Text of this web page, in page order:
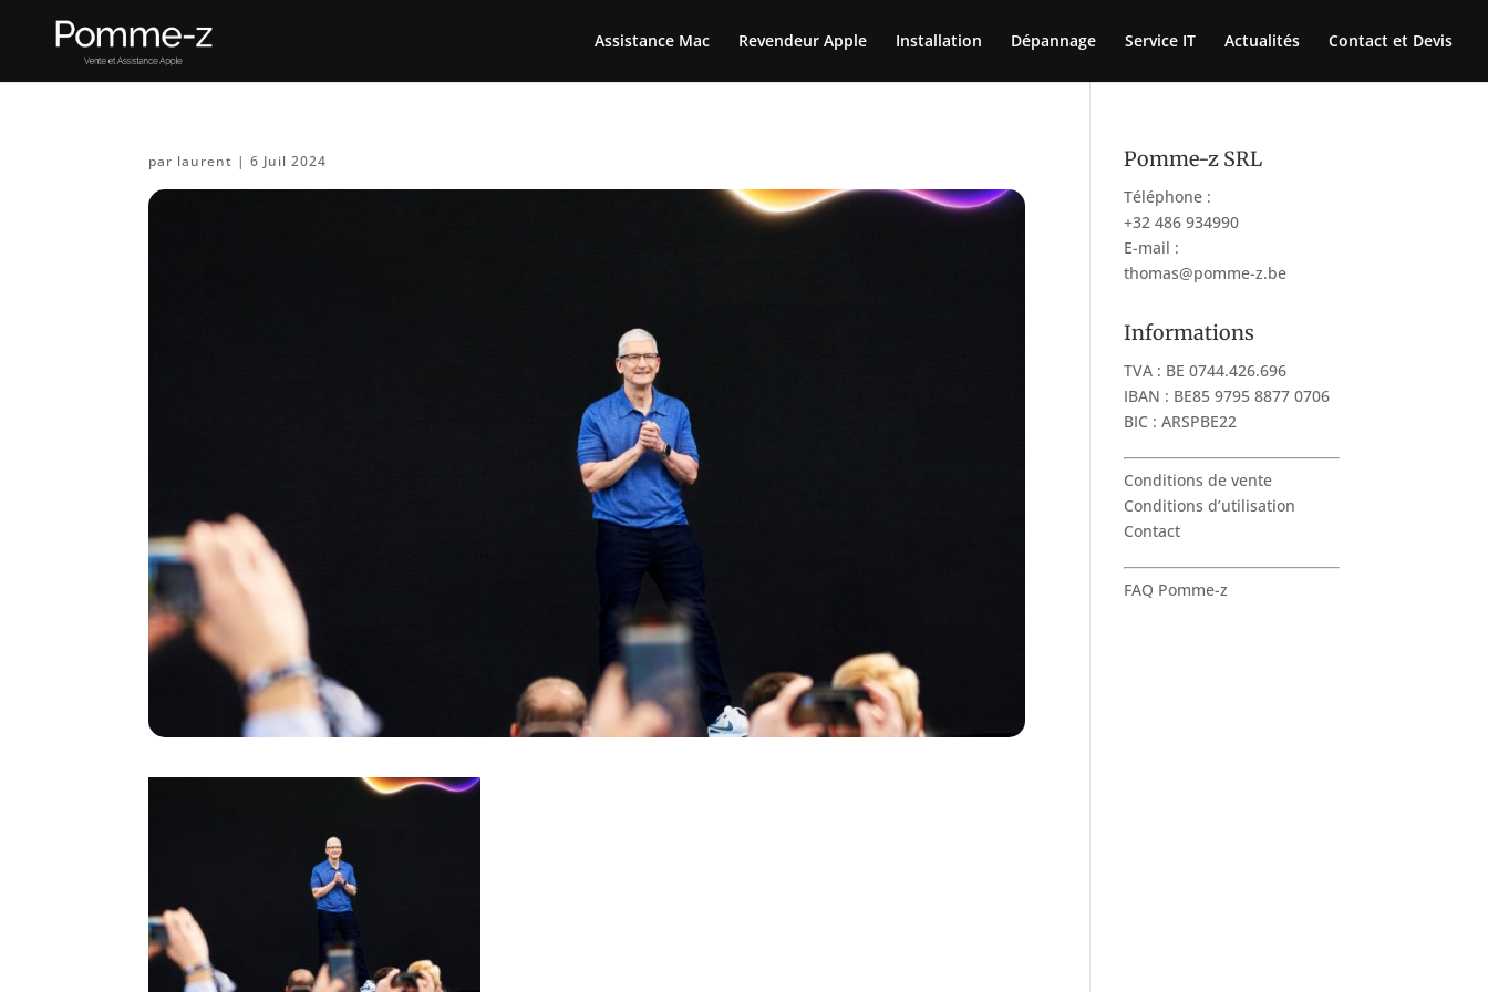
Assistance Mac Revendeur Apple Installation Dépannage Service IT Actualités Contact et Devis
par laurent |6 Juil 2024 Pomme-z SRL
Téléphone :
+32 486 934990
E-mail :
thomas@pomme-z.be
Informations
TVA : BE 0744.426.696
IBAN : BE85 9795 8877 0706
BIC : ARSPBE22
Conditions de vente
Conditions d’utilisation
Contact
FAQ Pomme-z